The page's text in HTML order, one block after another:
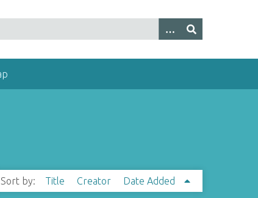
Sort by: Title Creator Date Added